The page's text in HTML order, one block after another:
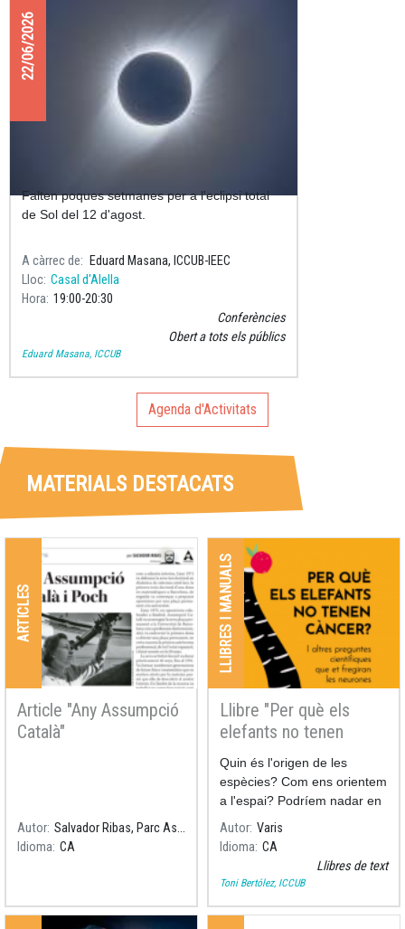
22/06/2026
Preparats per l'eclipsi total de Sol?
Falten poques setmanes per a l'eclipsi total
de Sol del 12 d'agost.
A càrrec de
Eduard Masana, ICCUB-IEEC
Lloc Casal d'Alella
Hora 19:00 20:30
Conferències
Obert a tots els públics
Eduard Masana, ICCUB
Agenda d'Activitats
MATERIALS DESTACATS
ARTICLES
Article "Any Assumpció
Català"
Autor
Salvador Ribas, Parc Astronòmic del Montsec
Idioma CA
LLIBRES I MANUALS
Llibre "Per què els
elefants no tenen
càncer"
Quin és l'origen de les
espècies? Com ens orientem
a l'espai? Podríem nadar en
una piscina de mel? Per què
el càncer no afecta igual a
totes les espècies?
Autor Varis
Idioma CA
Llibres de text
Toni Bertólez, ICCUB